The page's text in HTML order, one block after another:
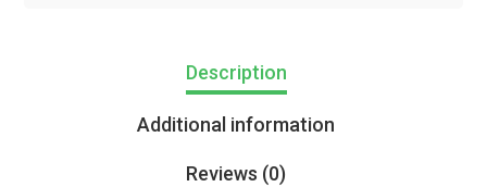
Description
Additional information
Reviews (0)